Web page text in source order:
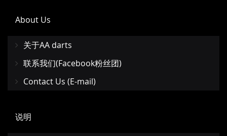
About Us
关于AA darts
联系我们(Facebook粉丝团)
Contact Us (E-mail)
说明